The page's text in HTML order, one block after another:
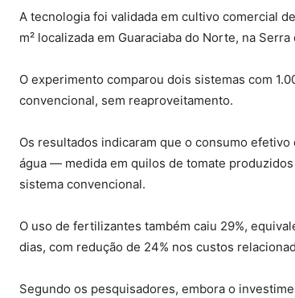
A tecnologia foi validada em cultivo comercial
m² localizada em Guaraciaba do Norte, na
O experimento comparou dois sistemas com
convencional, sem reaproveitamento.
Os resultados indicaram que o consumo
água — medida em quilos de tomate
sistema convencional.
O uso de fertilizantes também caiu 29%,
dias, com redução de 24% nos custos
Segundo os pesquisadores, embora o